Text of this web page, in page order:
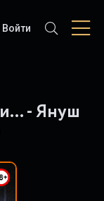
Войти
- Януш